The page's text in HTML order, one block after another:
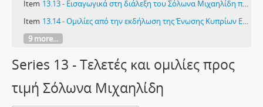
Item 13.13 - Εισαγωγικά στη διάλεξη του Σόλωνα Μιχαηλίδη προς τιμή του
Item 13.14 - Ομιλίες από την εκδήλωση της Ένωσης Κυπρίων Ελλάδος προς τιμή του Σόλωνα Μιχαηλίδη
9 more...
Series 13 - Τελετές και ομιλίες προς
τιμή Σόλωνα Μιχαηλίδη